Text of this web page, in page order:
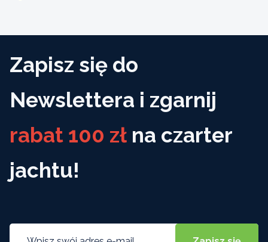
Zapisz się do
Newslettera i zgarnij
rabat 100 zł na czarter
jachtu!